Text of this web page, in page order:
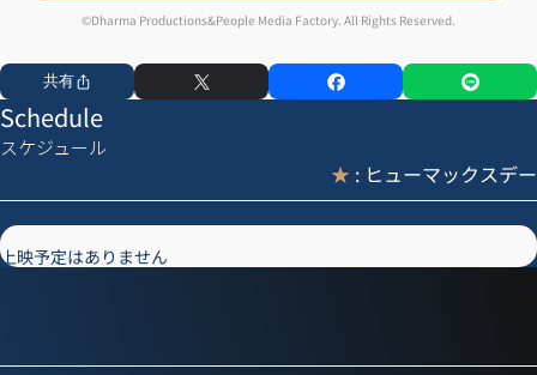
©Dharma Productions&People Media Factory. All Rights Reserved.
共有
Schedule
スケジュール
★ : ヒューマックスデー
上映予定はありません